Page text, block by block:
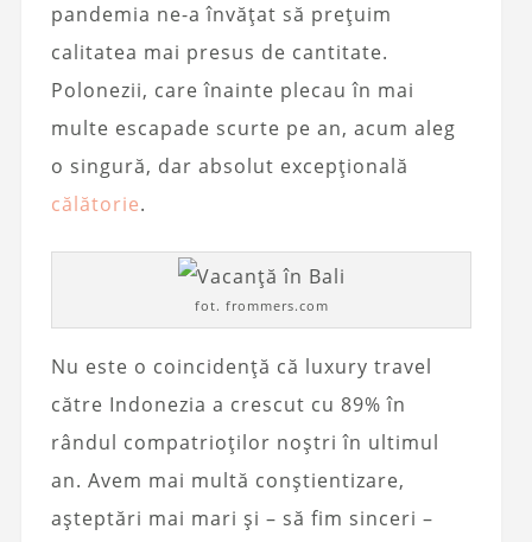
pandemia ne-a învățat să prețuim
calitatea mai presus de cantitate.
Polonezii, care înainte plecau în mai
multe escapade scurte pe an, acum aleg
o singură, dar absolut excepțională
călătorie.
fot. frommers.com
Nu este o coincidență că luxury travel
către Indonezia a crescut cu 89% în
rândul compatrioților noștri în ultimul
an. Avem mai multă conștientizare,
așteptări mai mari și – să fim sinceri –